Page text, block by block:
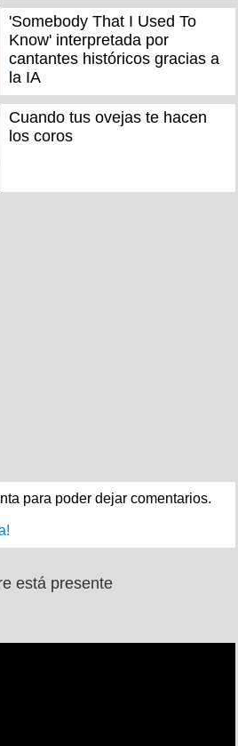
'Somebody That I Used To
Know' interpretada por
cantantes históricos gracias a
la IA
Cuando tus ovejas te hacen
los coros
para poder dejar comentarios.
está presente